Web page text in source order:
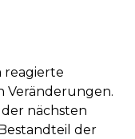
reagierte
Veränderungen.
nächsten
der